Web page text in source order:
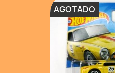
AGOTADO